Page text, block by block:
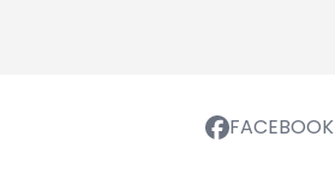
FACEBOOK